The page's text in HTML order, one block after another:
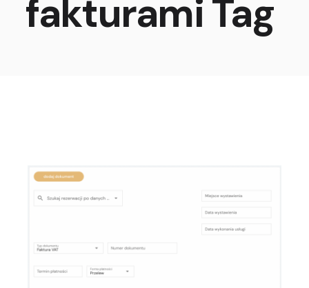
fakturami Tag